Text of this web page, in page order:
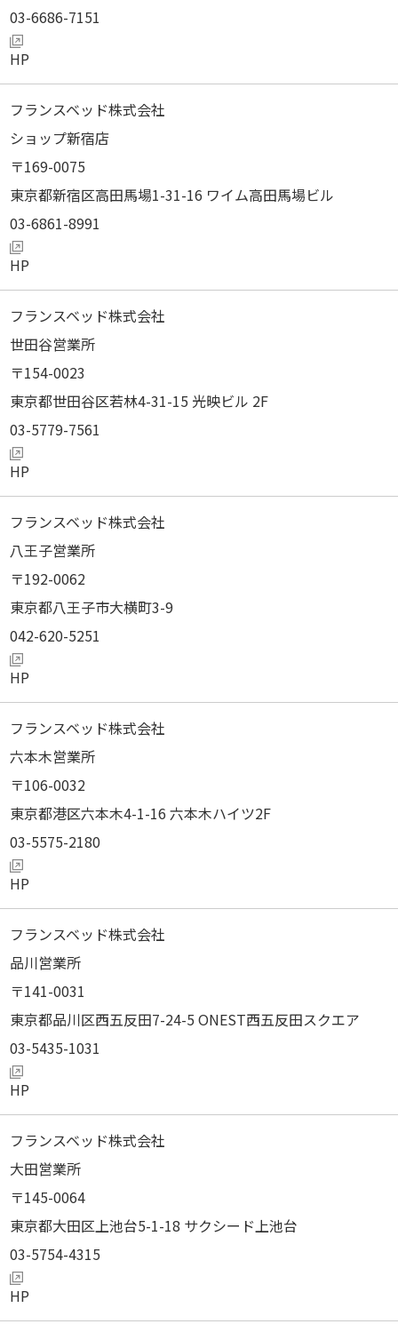
03-6686-7151
フランスベッド株式会社
ショップ新宿店
169-0075
東京都新宿区高田馬場1-31-16 ワイム高田馬場ビル
03-6861-8991
フランスベッド株式会社
世田谷営業所
154-0023
東京都世田谷区若林4-31-15 光映ビル 2F
03-5779-7561
フランスベッド株式会社
八王子営業所
192-0062
東京都八王子市大横町3-9
042-620-5251
フランスベッド株式会社
六本木営業所
106-0032
東京都港区六本木4-1-16 六本木ハイツ2F
03-5575-2180
フランスベッド株式会社
品川営業所
141-0031
東京都品川区西五反田7-24-5 ONEST西五反田スクエア
03-5435-1031
フランスベッド株式会社
大田営業所
145-0064
東京都大田区上池台5-1-18 サクシード上池台
03-5754-4315